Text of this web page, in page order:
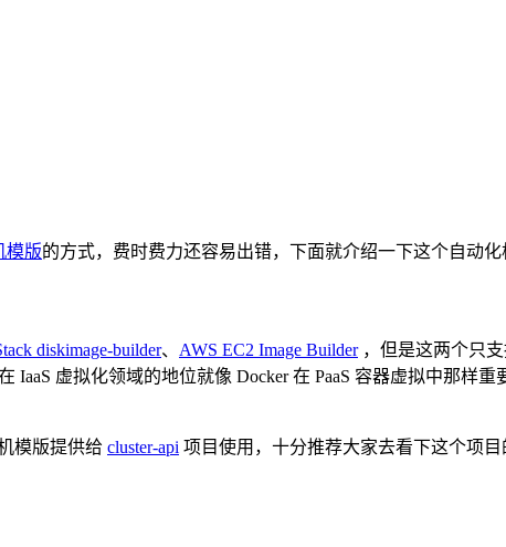
模版的方式，费时费力还容易出错，下面就介绍一下这个自动化
diskimage-builder、 AWS EC2 Image Builder，但是这两个只支
虚拟化领域的地位就像 Docker 在 PaaS 容器虚拟中那样
模版提供给 cluster-api 项目使用，十分推荐大家去看下这个项